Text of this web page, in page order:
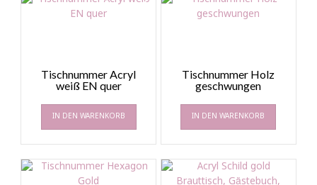
Tischnummer Acryl
weiß EN quer
IN DEN WARENKORB
Tischnummer Holz
geschwungen
IN DEN WARENKORB